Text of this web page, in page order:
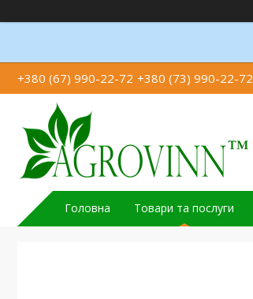
+380 (67) 990-22-72 +380 (73) 990-22-72
Головна Товари та послуги